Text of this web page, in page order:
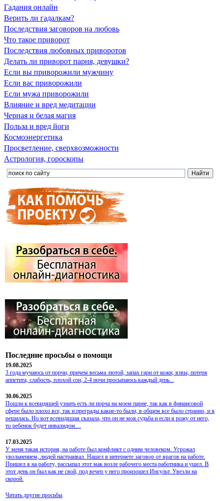
Гадания онлайн
Верить ли гадалкам?
Последствия заговоров на любовь
Что такое приворот
Последствия любовных приворотов
Делать ли приворот парня, девушки?
Если вы приворожили мужчину
Если вас приворожили
Если мужа приворожили
Влияние и вред медитации
Черная и белая магия
Польза и вред йоги
Космоэнергетика
Просветление, сверхвозможности
Астрология, гороскопы
Последние просьбы о помощи
19.08.2025
3 года мучаюсь от порчи, причем весьма лютой, запах гари от кожи, язвы, потеря
аппетита, слабость, плохой сон, 2-4 ночи просыпаюсь каждый день...
30.06.2025
Пошли к всевидящей узнать есть ли порча на моем парне, так как в финансовой
сфере было плохо все, так и преграды какие-то были, в общем все было странно, и я
решилась. Но вот всевидящая сказала, что он не моя судьба и если я рожу от него,
то ребенок будет инвалидом…
17.03.2025
У меня такая история, на работе был конфликт с одним человеком. Угрожал
увольнением, людей настраивал. Нашел в интернете заговор от врагов на работе.
Пришел я на работу, рассыпал этот мак возле рабочего места работника и ушел. В
этот день он был как не свой, под вечер у него произошел Инсульт. Увезли на
скорой.
Читать другие просьбы